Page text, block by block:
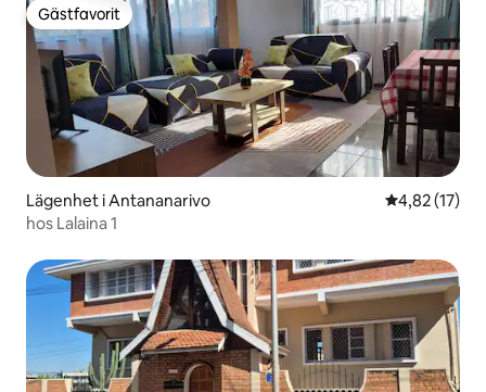
Gästfavorit
Gästfavorit
Lägenhet i Antananarivo 4,82 av 5 i
4,82 (17)
hos Lalaina 1